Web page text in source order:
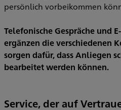
persönlich vorbeikommen
Telefonische Gespräche und
ergänzen die verschiedenen
sorgen dafür, dass Anliegen
bearbeitet werden können.
Service, der auf